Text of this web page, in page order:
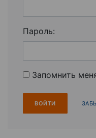
Пароль:
Запомнить